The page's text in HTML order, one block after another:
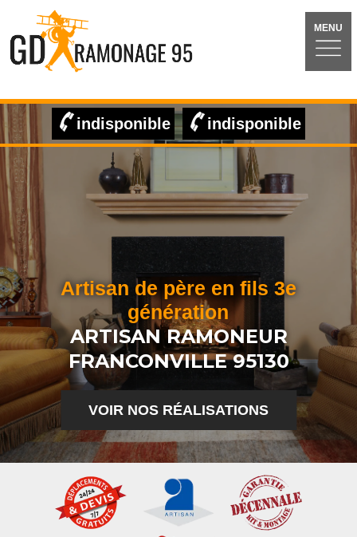
MENU
indisponible indisponible
Artisan de père en fils 3e
génération
ARTISAN RAMONEUR
FRANCONVILLE 95130
VOIR NOS RÉALISATIONS